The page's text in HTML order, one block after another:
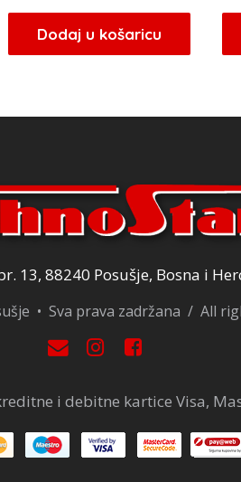
bila
je:
je:
39,20 KM.
Dodaj u košaricu
13, 88240 Posušje, Bosna i
• Sva prava zadržana / All
i debitne kartice Visa,